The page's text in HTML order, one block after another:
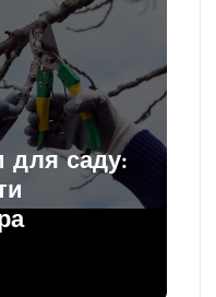
для саду: